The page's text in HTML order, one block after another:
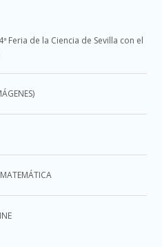
Feria de la Ciencia de Sevilla con el